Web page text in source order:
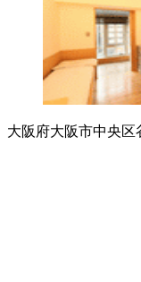
大阪府大阪市中央区